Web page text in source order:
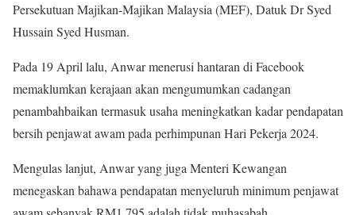
Persekutuan Majikan-Majikan Malaysia (MEF), Datuk Dr Syed
Hussain Syed Husman.
Pada 19 April lalu, Anwar menerusi hantaran di Facebook
memaklumkan kerajaan akan mengumumkan cadangan
penambahbaikan termasuk usaha meningkatkan kadar pendapatan
bersih penjawat awam pada perhimpunan Hari Pekerja 2024.
Mengulas lanjut, Anwar yang juga Menteri Kewangan
menegaskan bahawa pendapatan menyeluruh minimum penjawat